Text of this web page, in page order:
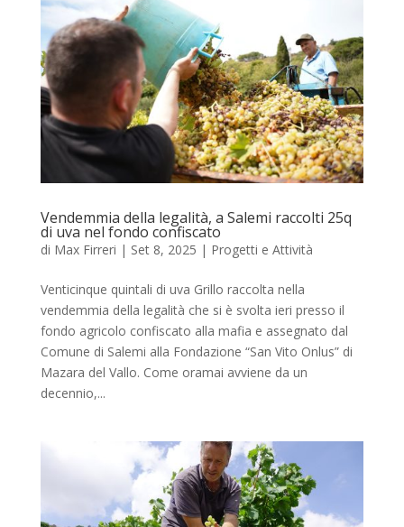
Vendemmia della legalità, a Salemi raccolti 25q
di uva nel fondo confiscato
di Max Firreri | Set 8, 2025 | Progetti e Attività
Venticinque quintali di uva Grillo raccolta nella
vendemmia della legalità che si è svolta ieri presso il
fondo agricolo confiscato alla mafia e assegnato dal
Comune di Salemi alla Fondazione “San Vito Onlus” di
Mazara del Vallo. Come oramai avviene da un
decennio,...